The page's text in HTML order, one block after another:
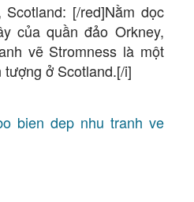
Scotland: [/red]Nằm dọc
của quần đảo Orkney,
vẽ Stromness là một
ở Scotland.[/i]